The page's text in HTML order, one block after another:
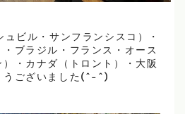
ビル・サンフランシスコ）・
ブラジル・フランス・オース
）・カナダ（トロント）・大阪
うございました(^-^)